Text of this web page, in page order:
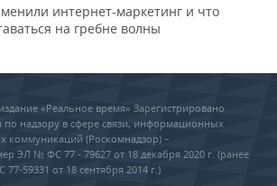
интернет-маркетинг и что
на гребне волны
«Реальное время» Зарегистрировано
надзору в сфере связи, информационных
коммуникаций (Роскомнадзор) –
ЭЛ № ФС 77 - 79627 от 18 декабря 2020 г. (ранее
59331 от 18 сентября 2014 г.)